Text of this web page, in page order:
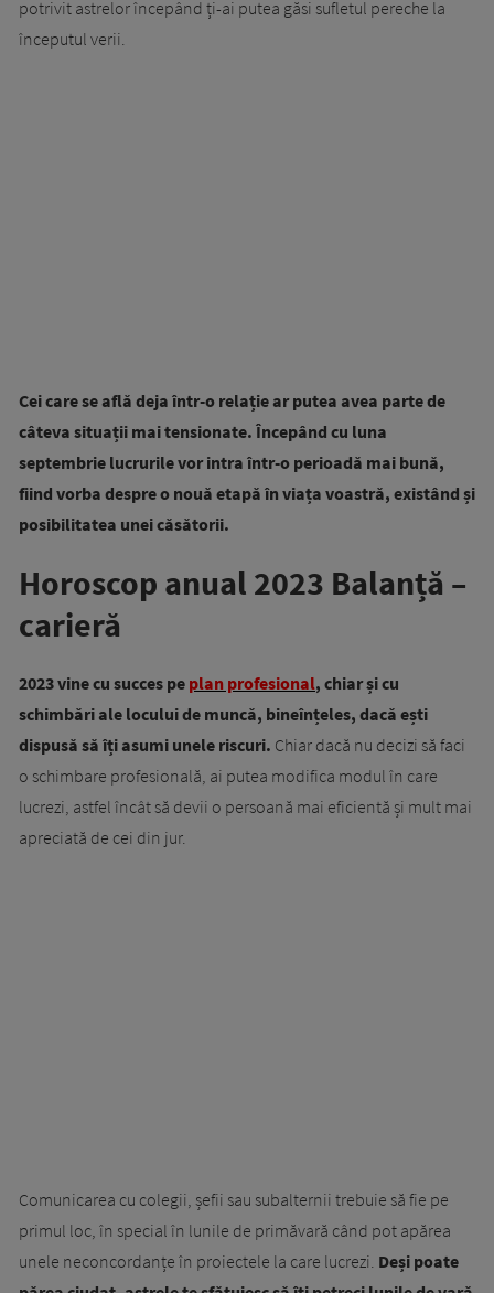
potrivit astrelor începând ți-ai putea găsi sufletul pereche la
începutul verii.
Cei care se află deja într-o relație ar putea avea parte de
câteva situații mai tensionate. Începând cu luna
septembrie lucrurile vor intra într-o perioadă mai bună,
fiind vorba despre o nouă etapă în viața voastră, existând și
posibilitatea unei căsătorii.
Horoscop anual 2023 Balanță –
carieră
2023 vine cu succes pe plan profesional, chiar și cu
schimbări ale locului de muncă, bineînțeles, dacă ești
dispusă să îți asumi unele riscuri. Chiar dacă nu decizi să faci
o schimbare profesională, ai putea modifica modul în care
lucrezi, astfel încât să devii o persoană mai eficientă și mult mai
apreciată de cei din jur.
Comunicarea cu colegii, șefii sau subalternii trebuie să fie pe
primul loc, în special în lunile de primăvară când pot apărea
unele neconcordanțe în proiectele la care lucrezi. Deși poate